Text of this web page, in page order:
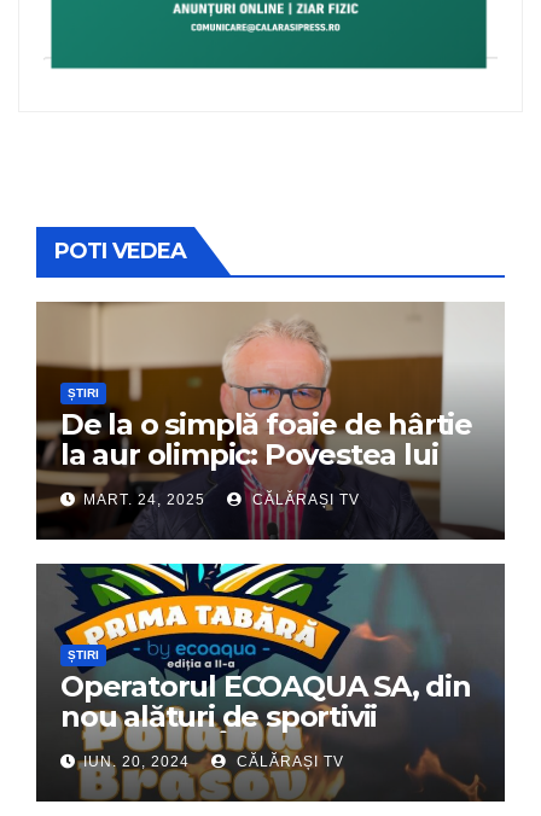
POTI VEDEA
ȘTIRI
De la o simplă foaie de hârtie
la aur olimpic: Povestea lui
Dumitru Chirilă
MART. 24, 2025 CĂLĂRAȘI TV
ȘTIRI
Operatorul ECOAQUA SA, din
nou alături de sportivii
călărășeni. Începe „Prima
Tabără”!
IUN. 20, 2024 CĂLĂRAȘI TV